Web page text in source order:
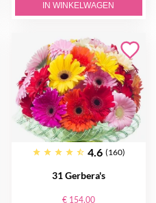
IN WINKELWAGEN
4.6 (160)
31 Gerbera's
€ 154.00